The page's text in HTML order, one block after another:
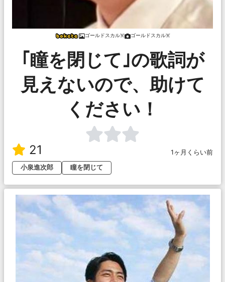
ゴールドスカル☠️ ゴールドスカル☠️
｢瞳を閉じて｣の歌詞が
見えないので、助けて
ください！
21
1ヶ月くらい前
小泉進次郎
瞳を閉じて